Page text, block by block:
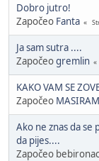
Dobro jutro!
Započeo Fanta
Ja sam sutra ....
Započeogremlin
KAKO VAM SE
Započeo
Ako ne znas da se
da pijes....
Započeo bebironac